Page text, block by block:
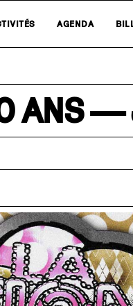
AGENDA
ANS —